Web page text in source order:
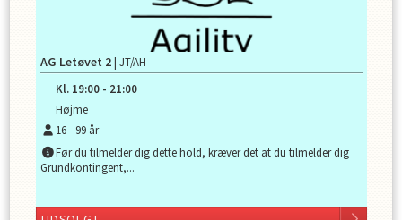
AG Letøvet 2 | JT/AH
Kl. 19:00 - 21:00
Højme
16- 99år
Før du tilmelder dig dette hold, kræver det at du tilmelder dig
Grundkontingent,...